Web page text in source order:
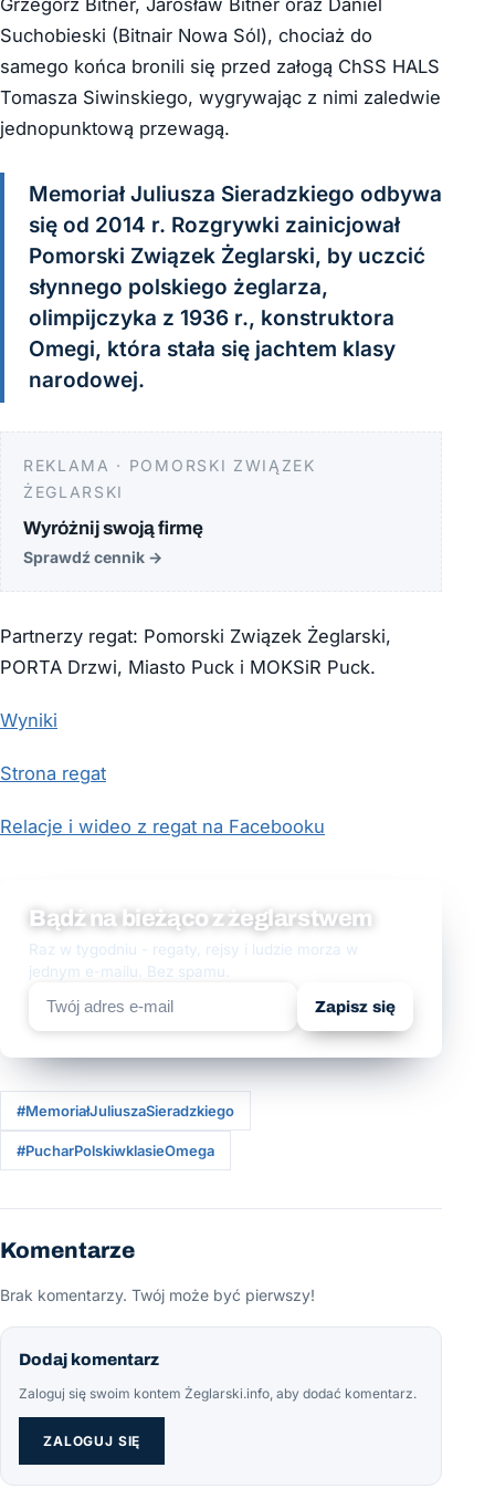
Grzegorz Bitner, Jarosław Bitner oraz Daniel
Suchobieski (Bitnair Nowa Sól), chociaż do
samego końca bronili się przed załogą ChSS HALS
Tomasza Siwinskiego, wygrywając z nimi zaledwie
jednopunktową przewagą.
Memoriał Juliusza Sieradzkiego odbywa
się od 2014 r. Rozgrywki zainicjował
Pomorski Związek Żeglarski, by uczcić
słynnego polskiego żeglarza,
olimpijczyka z 1936 r., konstruktora
Omegi, która stała się jachtem klasy
narodowej.
REKLAMA · POMORSKI ZWIĄZEK
ŻEGLARSKI
Wyróżnij swoją firmę
Sprawdź cennik →
Partnerzy regat: Pomorski Związek Żeglarski,
PORTA Drzwi, Miasto Puck i MOKSiR Puck.
Wyniki
Strona regat
Relacje i wideo z regat na Facebooku
Bądź na bieżąco z żeglarstwem
Raz w tygodniu - regaty, rejsy i ludzie morza w
jednym e-mailu. Bez spamu.
Zapisz się
#MemoriałJuliuszaSieradzkiego
#PucharPolskiwklasieOmega
Komentarze
Brak komentarzy. Twój może być pierwszy!
Dodaj komentarz
Zaloguj się swoim kontem Żeglarski.info, aby dodać komentarz.
ZALOGUJ SIĘ